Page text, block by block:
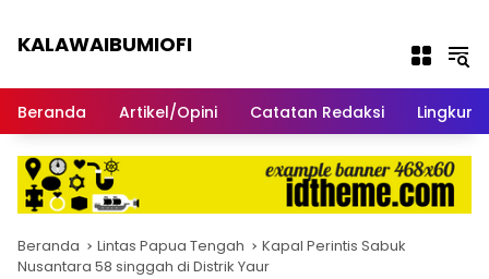
KALAWAIBUMIOFI
Beranda
Artikel/Opini Catatan Redaksi
Beranda Lintas Papua Tengah
Kapal Perintis Sabuk
Nusantara 58 singgah di Distrik Yaur